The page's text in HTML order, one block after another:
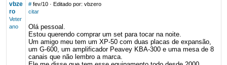
vbze
ro
Veter
ano
# fev/10· Editado por: vbzero
citar
Olá pessoal.
Estou querendo comprar um set para tocar na noite.
Um amigo meu tem um XP-50 com duas placas de expansão,
um G-600, um amplificador Peavey KBA-300 e uma mesa de 8
canais que não lembro a marca.